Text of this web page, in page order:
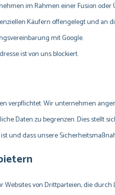
im Rahmen einer Fusion
Käufern offengelegt und an
mit Google.
ist von uns blockiert.
verpflichtet. Wir unternehmen
Daten zu begrenzen. Dies stellt
und dass unsere
von Drittparteien, die